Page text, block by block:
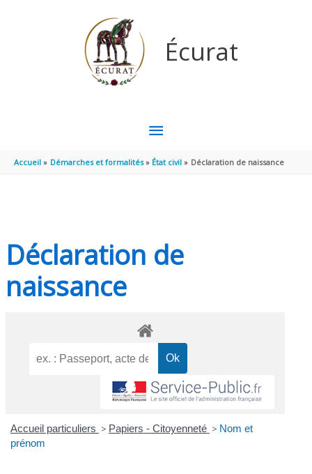
Écurat
MENU
PRINCIPAL
Accueil Démarches et formalités État civil Déclaration de naissance
Déclaration de
naissance
Accueil particuliers > Papiers - Citoyenneté > Nom et
prénom